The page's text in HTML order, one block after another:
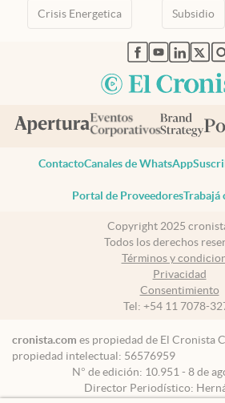
Crisis Energetica Subsidio
abre en nueva
abre en
abre
ContactoCanales de WhatsApp
Portal de ProveedoresTrabajá
Copyright 2025
Todos los derechos
Términos y
Privacidad
Consentimiento
Tel: +54 11 7078-
cronista.com es propiedad de El Cronista
propiedad intelectual: 56576959
N° de edición: 10.951 - 8 de
Director Periodístico: